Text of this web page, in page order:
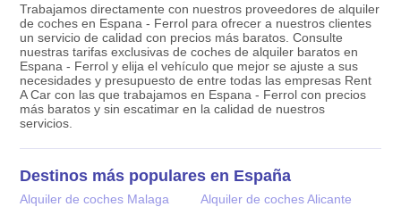
Trabajamos directamente con nuestros proveedores de alquiler
de coches en Espana - Ferrol para ofrecer a nuestros clientes
un servicio de calidad con precios más baratos. Consulte
nuestras tarifas exclusivas de coches de alquiler baratos en
Espana - Ferrol y elija el vehículo que mejor se ajuste a sus
necesidades y presupuesto de entre todas las empresas Rent
A Car con las que trabajamos en Espana - Ferrol con precios
más baratos y sin escatimar en la calidad de nuestros
servicios.
Destinos más populares en España
Alquiler de coches Malaga
Alquiler de coches Alicante